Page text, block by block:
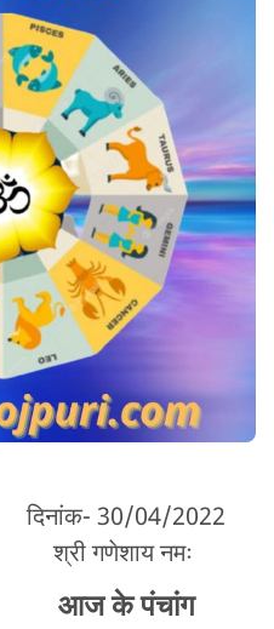
दिनांक- 30/04/2022
श्री गणेशाय नमः
आज के पंचांग